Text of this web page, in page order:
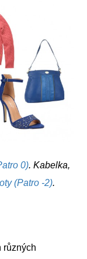
0). Kabelka,
(Patro -2).
různých